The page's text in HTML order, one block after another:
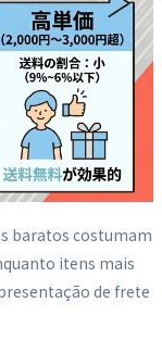
baratos costumam
itens mais
de frete